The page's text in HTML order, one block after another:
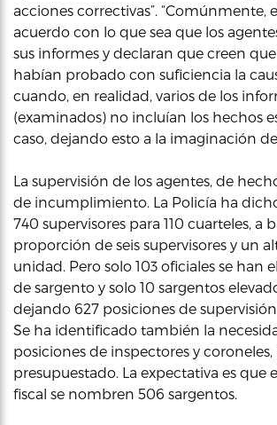
acciones correctivas”. “Comúnmente,
acuerdo con lo que sea que los
sus informes y declaran que creen
habían probado con suficiencia la
cuando, en realidad, varios de los
(examinados) no incluían los hechos
caso, dejando esto a la imaginación
La supervisión de los agentes, de
de incumplimiento. La Policía ha
740 supervisores para 110 cuarteles, a
proporción de seis supervisores y un
unidad. Pero solo 103 oficiales se han
de sargento y solo 10 sargentos
dejando 627 posiciones de
Se ha identificado también la
posiciones de inspectores y
presupuestado. La expectativa es que
fiscal se nombren 506 sargentos.